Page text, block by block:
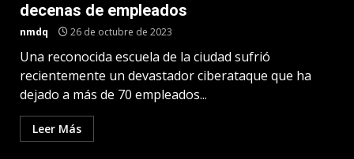
decenas de empleados
nmdq 26 de octubre de 2023
Una reconocida escuela de la ciudad sufrió
recientemente un devastador ciberataque que ha
dejado a más de 70 empleados...
Leer Más